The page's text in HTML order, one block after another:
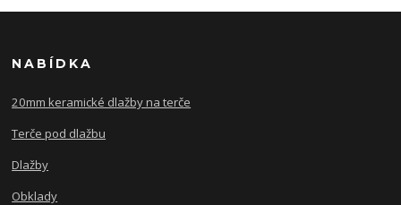
NABÍDKA
20mm keramické dlažby na terče
Terče pod dlažbu
Dlažby
Obklady